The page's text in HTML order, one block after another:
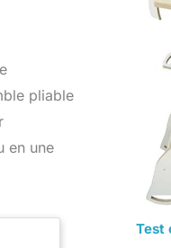
pliable
en une
Test